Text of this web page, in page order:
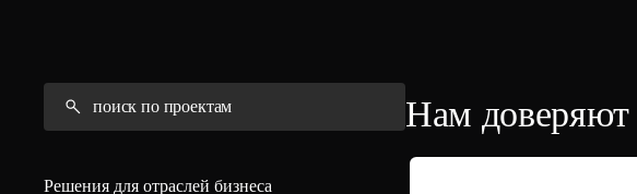
Решения для отраслей бизнеса
Нам доверяют